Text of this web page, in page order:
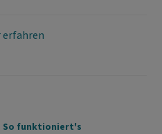
erfahren
So funktioniert's